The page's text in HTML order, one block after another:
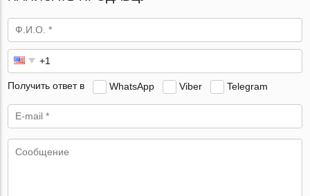
Получить ответ в WhatsApp Viber Telegram